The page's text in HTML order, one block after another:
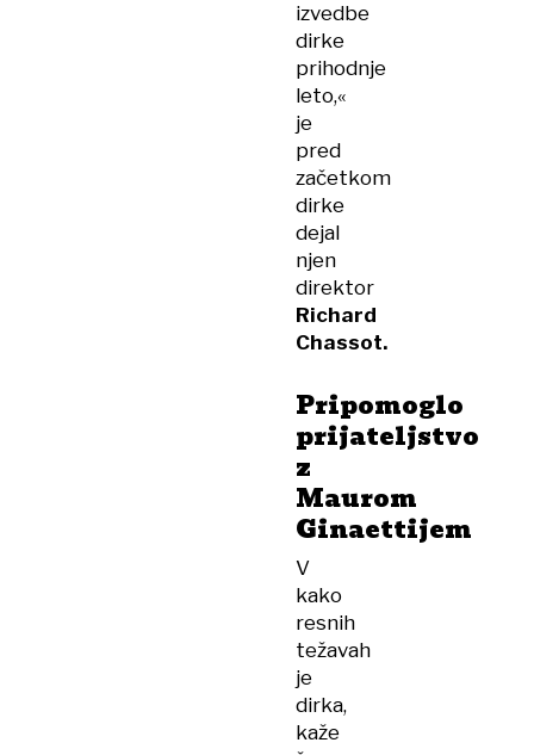
izvedbe
dirke
prihodnje
leto,«
je
pred
začetkom
dirke
dejal
njen
direktor
Richard
Chassot.
Pripomoglo
prijateljstvo
z
Maurom
Ginaettijem
V
kako
resnih
težavah
je
dirka,
kaže